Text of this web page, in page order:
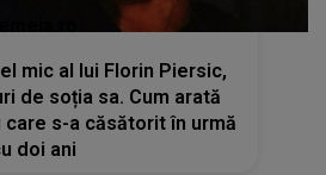
mic al lui Florin Piersic,
de soția sa. Cum arată
s-a căsătorit în urmă
doi ani